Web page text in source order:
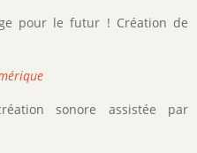
pour le futur ! Création de
sonore assistée par